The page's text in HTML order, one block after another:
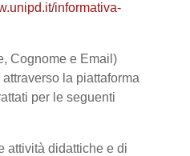
informativa-
Cognome e Email)
la piattaforma
per le seguenti
attività didattiche e di